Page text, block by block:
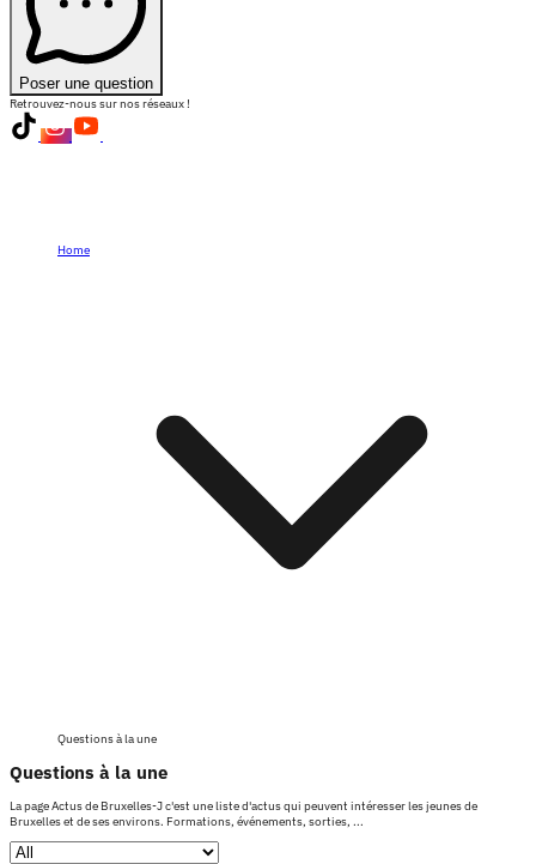
Poser une question
Retrouvez-nous sur nos réseaux !
Home
Questions à la une
Questions à la une
La page Actus de Bruxelles-J c'est une liste d'actus qui peuvent intéresser les jeunes de
Bruxelles et de ses environs. Formations, événements, sorties, ...